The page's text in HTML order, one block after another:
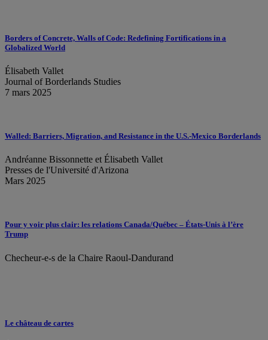
Borders of Concrete, Walls of Code: Redefining Fortifications in a
Globalized World
Élisabeth Vallet
Journal of Borderlands Studies
7 mars 2025
Walled: Barriers, Migration, and Resistance in the U.S.-Mexico Borderlands
Andréanne Bissonnette et Élisabeth Vallet
Presses de l'Université d'Arizona
Mars 2025
Pour y voir plus clair: les relations Canada/Québec – États-Unis à l’ère
Trump
Checheur-e-s de la Chaire Raoul-Dandurand
Le château de cartes